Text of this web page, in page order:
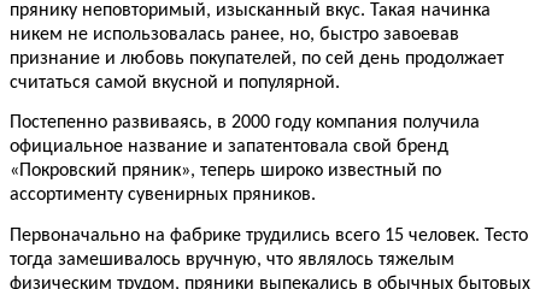
прянику неповторимый, изысканный вкус. Такая начинка
никем не использовалась ранее, но, быстро завоевав
признание и любовь покупателей, по сей день продолжает
считаться самой вкусной и популярной.
Постепенно развиваясь, в 2000 году компания получила
официальное название и запатентовала свой бренд
«Покровский пряник», теперь широко известный по
ассортименту сувенирных пряников.
Первоначально на фабрике трудились всего 15 человек. Тесто
тогда замешивалось вручную, что являлось тяжелым
физическим трудом, пряники выпекались в обычных бытовых